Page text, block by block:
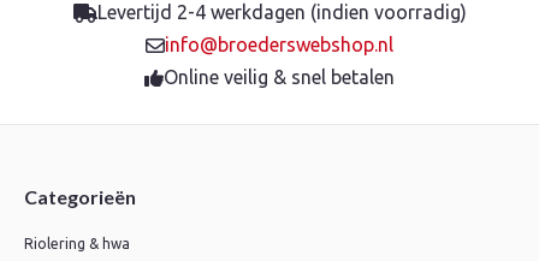
Levertijd 2-4 werkdagen (indien voorradig)
info@broederswebshop.nl
Online veilig & snel betalen
Categorieën
Riolering & hwa